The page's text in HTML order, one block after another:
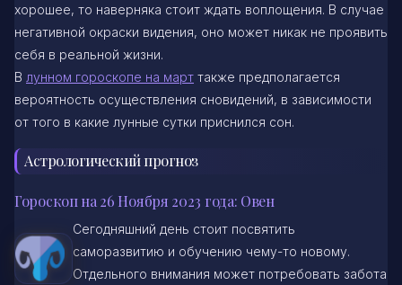
хорошее, то наверняка стоит ждать воплощения. В случае
негативной окраски видения, оно может никак не проявить
себя в реальной жизни.
В лунном гороскопе на март также предполагается
вероятность осуществления сновидений, в зависимости
от того в какие лунные сутки приснился сон.
Астрологический прогноз
Гороскоп на 26 Ноября 2023 года: Овен
Сегодняшний день стоит посвятить
саморазвитию и обучению чему-то новому.
Отдельного внимания может потребовать забота